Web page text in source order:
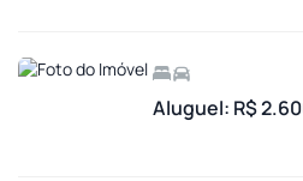
Aluguel: R$